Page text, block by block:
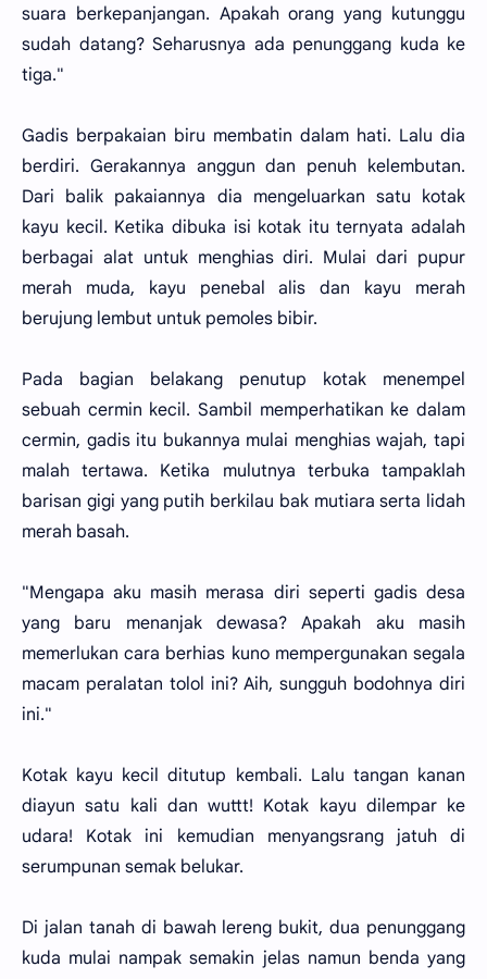
suara berkepanjangan. Apakah orang yang kutunggu
sudah datang? Seharusnya ada penunggang kuda ke
tiga."
Gadis berpakaian biru membatin dalam hati. Lalu dia
berdiri. Gerakannya anggun dan penuh kelembutan.
Dari balik pakaiannya dia mengeluarkan satu kotak
kayu kecil. Ketika dibuka isi kotak itu ternyata adalah
berbagai alat untuk menghias diri. Mulai dari pupur
merah muda, kayu penebal alis dan kayu merah
berujung lembut untuk pemoles bibir.
Pada bagian belakang penutup kotak menempel
sebuah cermin kecil. Sambil memperhatikan ke dalam
cermin, gadis itu bukannya mulai menghias wajah, tapi
malah tertawa. Ketika mulutnya terbuka tampaklah
barisan gigi yang putih berkilau bak mutiara serta lidah
merah basah.
"Mengapa aku masih merasa diri seperti gadis desa
yang baru menanjak dewasa? Apakah aku masih
memerlukan cara berhias kuno mempergunakan segala
macam peralatan tolol ini? Aih, sungguh bodohnya diri
ini."
Kotak kayu kecil ditutup kembali. Lalu tangan kanan
diayun satu kali dan wuttt! Kotak kayu dilempar ke
udara! Kotak ini kemudian menyangsrang jatuh di
serumpunan semak belukar.
Di jalan tanah di bawah lereng bukit, dua penunggang
kuda mulai nampak semakin jelas namun benda yang